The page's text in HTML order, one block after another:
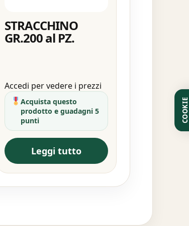
STRACCHINO
GR.200 al PZ.
Accedi per vedere i prezzi
Acquista questo
prodotto e guadagni 5
punti
Leggi tutto
COOKIE